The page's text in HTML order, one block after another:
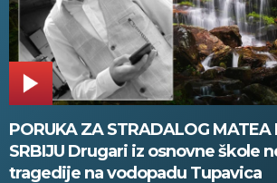
PORUKA ZA STRADALOG MATEA
SRBIJU Drugari iz osnovne škole
tragedije na vodopadu Tupavica